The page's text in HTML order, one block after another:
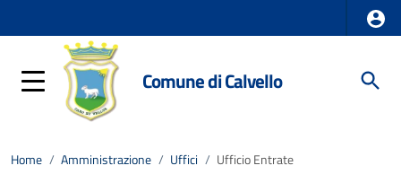
Comune di Calvello
Home / Amministrazione / Uffici / Ufficio Entrate